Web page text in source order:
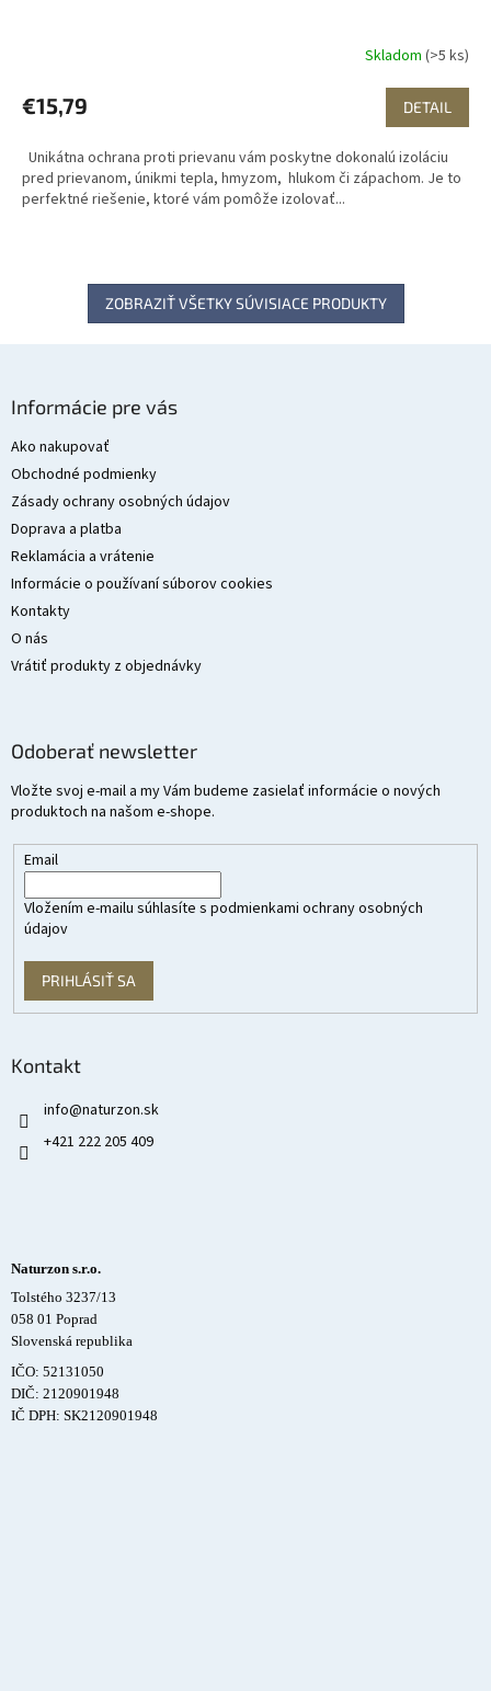
Skladom (>5 ks)
€15,79 DETAIL
Unikátna ochrana proti prievanu vám poskytne dokonalú izoláciu
pred prievanom, únikmi tepla, hmyzom, hlukom či zápachom. Je to
perfektné riešenie, ktoré vám pomôže izolovať...
ZOBRAZIŤ VŠETKY SÚVISIACE PRODUKTY
Informácie pre vás
Ako nakupovať
Obchodné podmienky
Zásady ochrany osobných údajov
Doprava a platba
Reklamácia a vrátenie
Informácie o používaní súborov cookies
Kontakty
O nás
Vrátiť produkty z objednávky
Odoberať newsletter
Vložte svoj e-mail a my Vám budeme zasielať informácie o nových
produktoch na našom e-shope.
Email
Vložením e-mailu súhlasíte s podmienkami ochrany osobných
údajov
PRIHLÁSIŤ SA
Kontakt
info@naturzon.sk
+421 222 205 409
Naturzon s.r.o.
Tolstého 3237/13
058 01 Poprad
Slovenská republika
IČO: 52131050
DIČ: 2120901948
IČ DPH: SK2120901948